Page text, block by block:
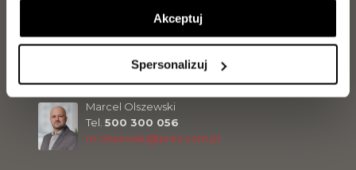
Akceptuj
Spersonalizuj
Sławomir Malinowski
Tel.729 142 898
s.malinowski@pres.com.pl
Marcel Olszewski
Tel. 500 300 056
m.olszewski@pres.com.pl